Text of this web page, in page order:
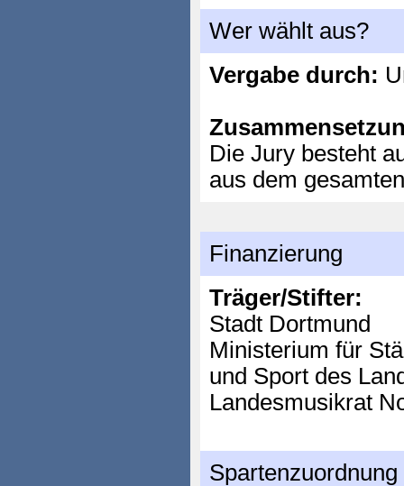
Wer wählt aus?
Vergabe durch:
Die Jury besteht
aus dem
Finanzierung
Träger/Stifter:
Stadt Dortmund
Ministerium für
und Sport des
Landesmusikrat
Spartenzuordnung